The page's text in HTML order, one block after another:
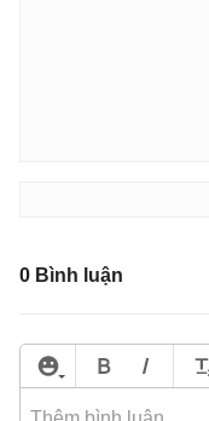
0 Bình luận